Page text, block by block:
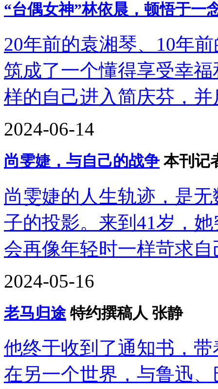
“台偶女神”林依晨，顿悟于一
20年前的袁湘琴、10年
筑成了一个懂得享受幸
样的自己进入简庆芬，
2024-06-14
尚雯婕，与自己的战争 本刊记
尚雯婕的人生轨迹，是
子的投影。来到41岁，
会再像年轻时一样苛求自
2024-05-16
老马归途 特约撰稿人 张静
他终于收到了通知书，
在另一个世界，与鲁迅